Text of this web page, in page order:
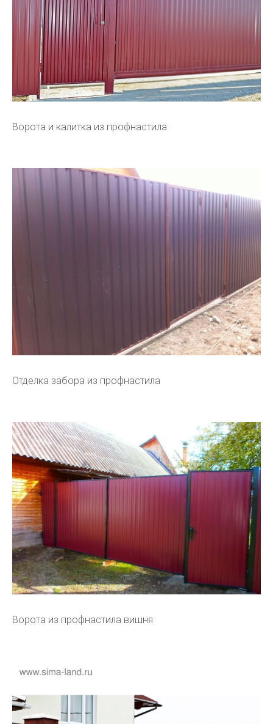
Ворота и калитка из профнастила
Отделка забора из профнастила
Ворота из профнастила вишня